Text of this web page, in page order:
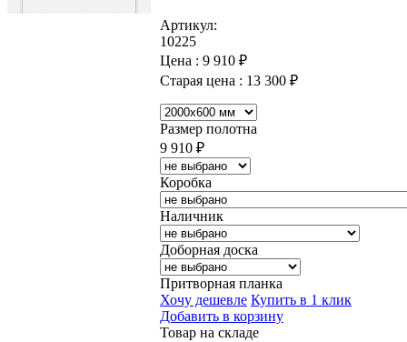
Артикул:
10225
Цена : 9 910 ₽
Старая цена : 13 300 ₽
Размер полотна
9 910 ₽
Коробка
Наличник
Доборная доска
Притворная планка
Хочу дешевле Купить в 1 клик
Добавить в корзину
Товар на складе